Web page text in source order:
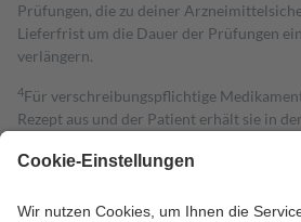
Prüfungen, die zu deiner
Lieferfrist um die Dauer der Prüfungen
verlängern.
4Für verschreibungspflichtige
Rezept aus und der Patient erhält sie in
Kosten dafür, der Versicherte trägt einen
Grundsätzlich leisten Mitglieder